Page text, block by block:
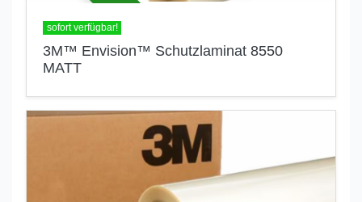
sofort verfügbar!
3M™ Envision™ Schutzlaminat 8550
MATT